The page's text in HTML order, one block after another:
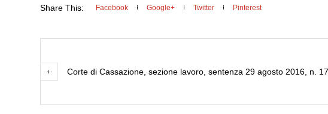
Share This: Facebook Google+ Twitter Pinterest
Corte di Cassazione, sezione lavoro, sentenza 29 agosto 2016, n.